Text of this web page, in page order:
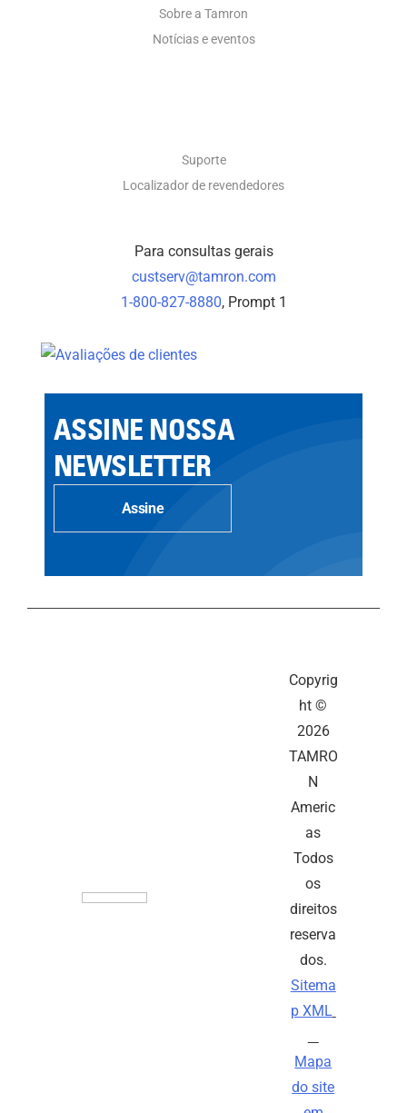
Sobre a Tamron
Notícias e eventos
Suporte
Localizador de revendedores
Para consultas gerais
custserv@tamron.com
1-800-827-8880, Prompt 1
ASSINE NOSSA
NEWSLETTER
Assine
Copyrig
ht ©
2026
TAMRO
N
Americ
as
Todos
os
direitos
reserva
dos.
Sitema
p XML
Mapa
do site